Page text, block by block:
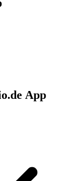
App